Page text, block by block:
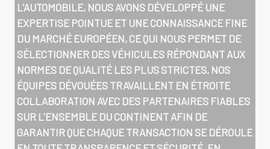
L'AUTOMOBILE, NOUS AVONS DÉVELOPPÉ UNE
EXPERTISE POINTUE ET UNE CONNAISSANCE FINE
DU MARCHÉ EUROPÉEN, CE QUI NOUS PERMET DE
SÉLECTIONNER DES VÉHICULES RÉPONDANT AUX
NORMES DE QUALITÉ LES PLUS STRICTES. NOS
ÉQUIPES DÉVOUÉES TRAVAILLENT EN ÉTROITE
COLLABORATION AVEC DES PARTENAIRES FIABLES
SUR L'ENSEMBLE DU CONTINENT AFIN DE
GARANTIR QUE CHAQUE TRANSACTION SE DÉROULE